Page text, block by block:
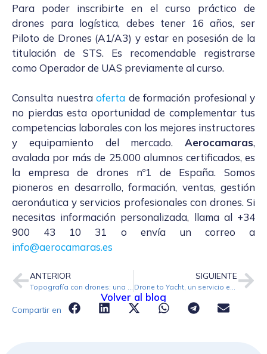
Para poder inscribirte en el curso práctico de
drones para logística, debes tener 16 años, ser
Piloto de Drones (A1/A3) y estar en posesión de la
titulación de STS. Es recomendable registrarse
como Operador de UAS previamente al curso.
Consulta nuestra oferta de formación profesionaly
no pierdas esta oportunidad de complementar tus
competencias laborales con los mejores instructores
y equipamiento del mercado. Aerocamaras,
avalada por más de 25.000 alumnos certificados, es
la empresa de drones nº1 de España. Somos
pioneros en desarrollo, formación, ventas, gestión
aeronáutica y servicios profesionales con drones. Si
necesitas información personalizada, llama al +34
900 43 10 31 o envía un correo a
info@aerocamaras.es
ANTERIOR SIGUIENTE
Volver al blog
Compartir en